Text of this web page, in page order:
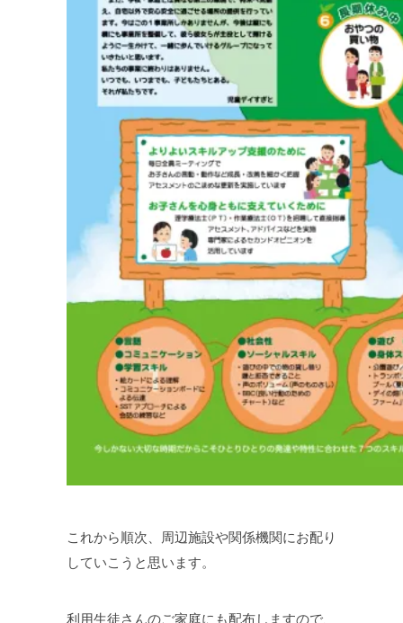
これから順次、周辺施設や関係機関にお配り
していこうと思います。
利用生徒さんのご家庭にも配布しますので、